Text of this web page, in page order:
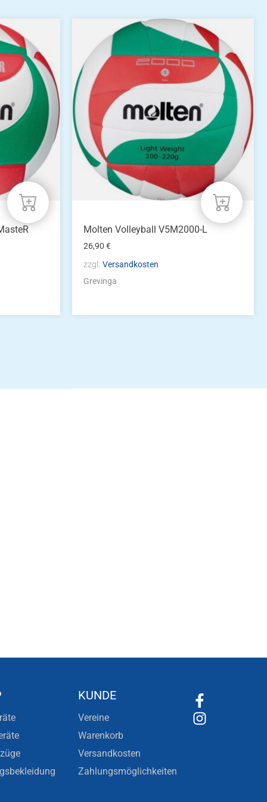
Molten Volleyball V5M2000-L
26,90€
zzgl.Versandkosten
Grevinga
KUNDE
Vereine
Warenkorb
Versandkosten
Zahlungsmöglichkeiten